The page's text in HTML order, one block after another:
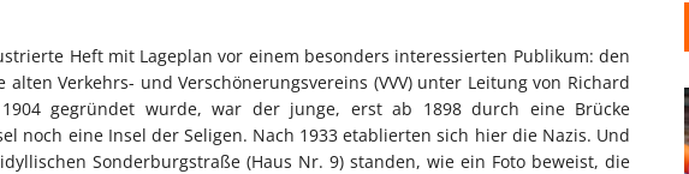
Heft mit Lageplan vor einem besonders interessierten Publikum: den
Verkehrs- und Verschönerungsvereins (VVV) unter Leitung von Richard
gegründet wurde, war der junge, erst ab 1898 durch eine Brücke
noch eine Insel der Seligen. Nach 1933 etablierten sich hier die Nazis. Und
Sonderburgstraße (Haus Nr. 9) standen, wie ein Foto beweist, die